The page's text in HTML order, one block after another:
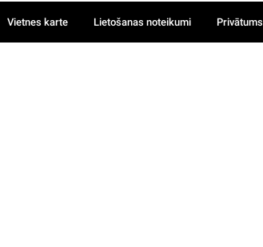
Vietnes karte Lietošanas noteikumi Privātums